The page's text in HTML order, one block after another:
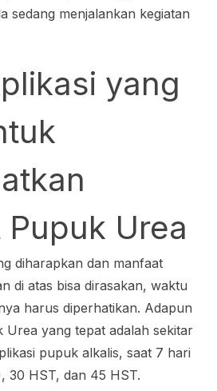
sedang menjalankan kegiatan
yang
Urea
diharapkan dan manfaat
di atas bisa dirasakan, waktu
harus diperhatikan. Adapun
Urea yang tepat adalah sekitar
pupuk alkalis, saat 7 hari
30 HST, dan 45 HST.